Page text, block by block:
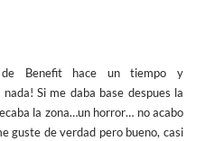
de Benefit hace un tiempo y
Si me daba base despues la
la zona…un horror… no acabo
guste de verdad pero bueno, casi